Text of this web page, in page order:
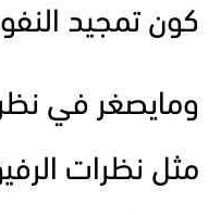
كون تمجيد
ومايصغر في
مثل نظرات